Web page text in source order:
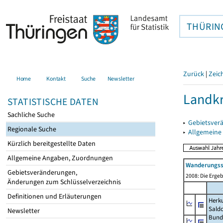
Home Kontakt Suche Newsletter
STATISTISCHE DATEN
Sachliche Suche
Regionale Suche
Kürzlich bereitgestellte Daten
Allgemeine Angaben, Zuordnungen
Gebietsveränderungen,
Änderungen zum Schlüsselverzeichnis
Definitionen und Erläuterungen
Newsletter
Zurück |
▸
▸
2008: Die